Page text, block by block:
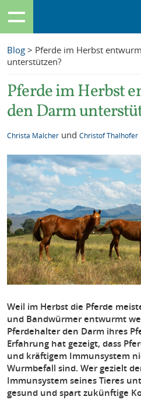
Blog > Pferde im Herbst
unterstützen?
Pferde im Herbst
den Darm
Christa Malcher undChristof Thalhofer
Weil im Herbst die Pferde
und Bandwürmer entwurmt
Pferdehalter den Darm ihres
Erfahrung hat gezeigt, dass
und kräftigem Immunsystem
Wurmbefall sind. Wer gezielt
Immunsystem seines Tieres
gesund und spart zukünftige